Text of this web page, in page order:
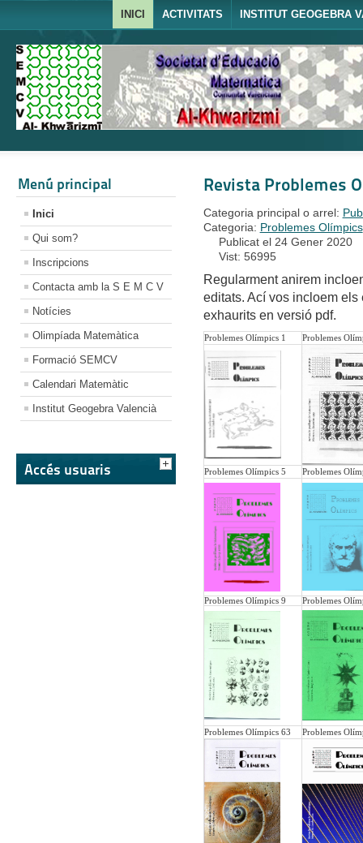
INICI ACTIVITATS INSTITUT GEOGEBRA
Menú principal
Inici
Qui som?
Inscripcions
Contacta amb la S E M C V
Notícies
Olimpíada Matemàtica
Formació SEMCV
Calendari Matemàtic
Institut Geogebra Valencià
Accés usuaris
Revista Problemes
Categoria principal o arrel:
Categoria: Problemes Olímpics
Publicat el 24 Gener 2020
Vist: 56995
Regularment anirem
editats. Ací vos incloem
exhaurits en versió pdf.
Problemes Olímpics 1 Problemes
Problemes Olímpics 5 Problemes
Problemes Olímpics 9 Problemes
Problemes Olímpics 63 Problemes